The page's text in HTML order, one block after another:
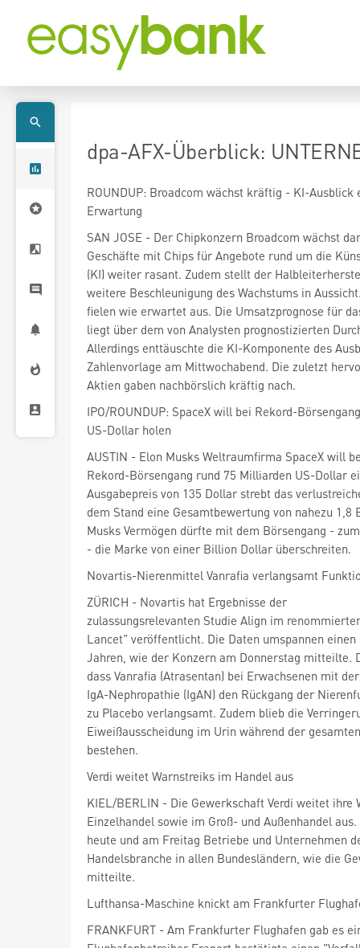
dpa-AFX-Überblick:
ROUNDUP: Broadcom wächst kräftig - KI-Ausblick
Erwartung
SAN JOSE - Der Chipkonzern Broadcom wächst
Geschäfte mit Chips für Angebote rund um die
(KI) weiter rasant. Zudem stellt der
weitere Beschleunigung des Wachstums in
fielen wie erwartet aus. Die Umsatzprognose für
liegt über dem von Analysten prognostizierten
Allerdings enttäuschte die KI-Komponente des
Zahlenvorlage am Mittwochabend. Die zuletzt
Aktien gaben nachbörslich kräftig nach.
IPO/ROUNDUP: SpaceX will bei Rekord-
US-Dollar holen
AUSTIN - Elon Musks Weltraumfirma SpaceX will
Rekord-Börsengang rund 75 Milliarden US-Dollar
Ausgabepreis von 135 Dollar strebt das
dem Stand eine Gesamtbewertung von nahezu 1,8
Musks Vermögen dürfte mit dem Börsengang -
- die Marke von einer Billion Dollar überschreiten.
Novartis-Nierenmittel Vanrafia verlangsamt
ZÜRICH - Novartis hat Ergebnisse der
zulassungsrelevanten Studie Align im
Lancet" veröffentlicht. Die Daten umspannen
Jahren, wie der Konzern am Donnerstag mitteilte.
dass Vanrafia (Atrasentan) bei Erwachsenen mit
IgA-Nephropathie (IgAN) den Rückgang der
zu Placebo verlangsamt. Zudem blieb die
Eiweißausscheidung im Urin während der
bestehen.
Verdi weitet Warnstreiks im Handel aus
KIEL/BERLIN - Die Gewerkschaft Verdi weitet ihre
Einzelhandel sowie im Groß- und Außenhandel
heute und am Freitag Betriebe und Unternehmen
Handelsbranche in allen Bundesländern, wie die
mitteilte.
Lufthansa-Maschine knickt am Frankfurter
FRANKFURT - Am Frankfurter Flughafen gab es